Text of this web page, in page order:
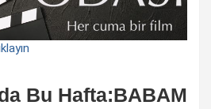
Bu Hafta:BABAM